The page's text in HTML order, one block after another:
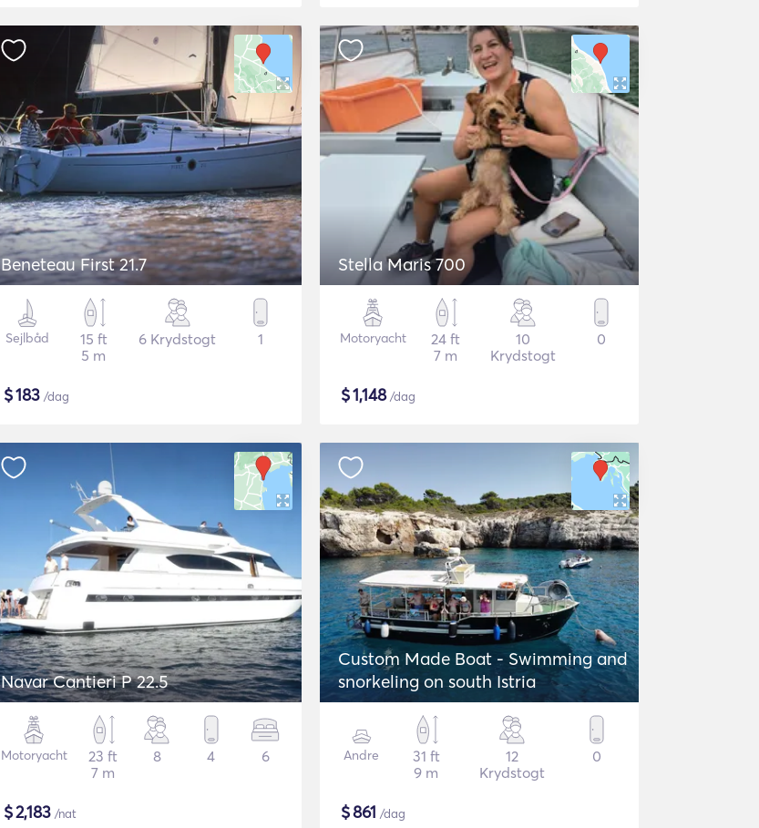
Beneteau First 21.7
Sejlbåd
15 ft
5 m
6 Krydstogt 1
$183 /dag
Stella Maris 700
Motoryacht
24 ft
7 m
10
Krydstogt
0
$1,148/dag
Navar Cantieri P 22.5
Motoryacht
23 ft
7 m
8 4 6
$2,183 /nat
Custom Made Boat - Swimming and
snorkeling on south Istria
Andre
31 ft
9 m
12
Krydstogt
0
$861 /dag